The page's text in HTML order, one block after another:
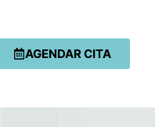
AGENDAR CITA